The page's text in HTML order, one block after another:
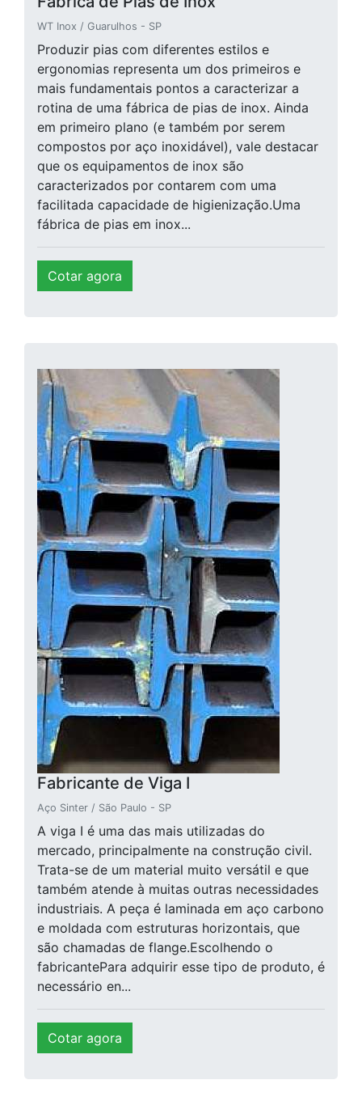
WT Inox / Guarulhos - SP
Produzir pias com diferentes estilos e
ergonomias representa um dos primeiros e
mais fundamentais pontos a caracterizar a
rotina de uma fábrica de pias de inox. Ainda
em primeiro plano (e também por serem
compostos por aço inoxidável), vale destacar
que os equipamentos de inox são
caracterizados por contarem com uma
facilitada capacidade de higienização.Uma
fábrica de pias em inox...
Cotar agora
Fabricante de Viga I
Aço Sinter / São Paulo - SP
A viga I é uma das mais utilizadas do
mercado, principalmente na construção civil.
Trata-se de um material muito versátil e que
também atende à muitas outras necessidades
industriais. A peça é laminada em aço carbono
e moldada com estruturas horizontais, que
são chamadas de flange.Escolhendo o
fabricantePara adquirir esse tipo de produto, é
necessário en...
Cotar agora